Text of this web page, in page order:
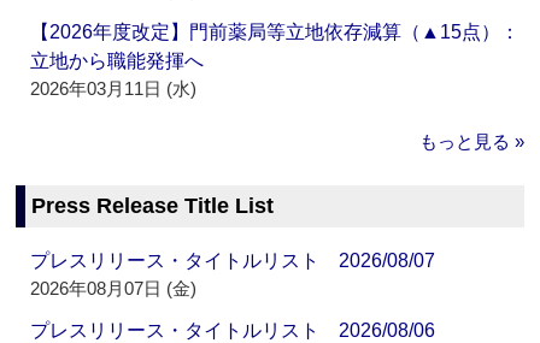
【2026年度改定】門前薬局等立地依存減算（▲15点）：
立地から職能発揮へ
2026年03月11日 (水)
もっと見る »
Press Release Title List
プレスリリース・タイトルリスト 2026/08/07
2026年08月07日 (金)
プレスリリース・タイトルリスト 2026/08/06